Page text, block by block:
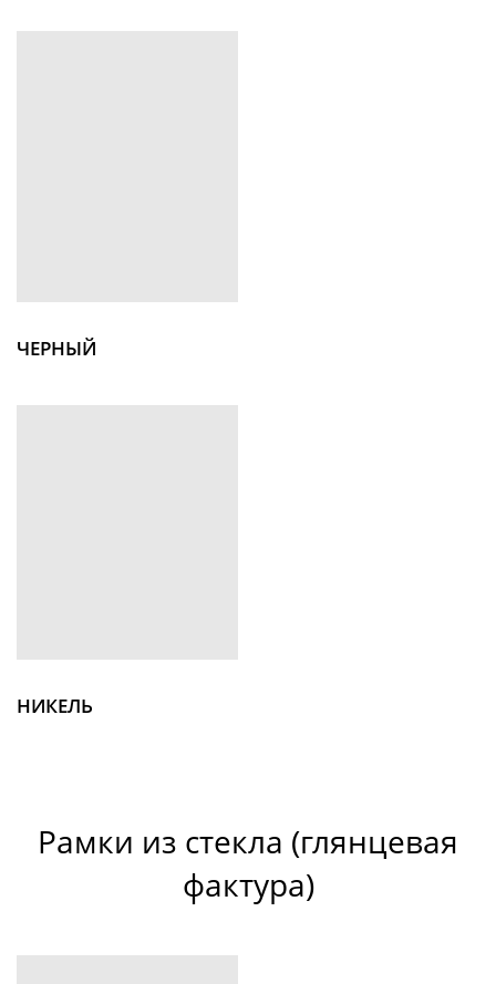
ЧЕРНЫЙ
НИКЕЛЬ
Рамки из стекла (глянцевая
фактура)